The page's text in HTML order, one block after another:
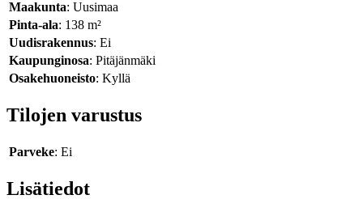
Maakunta: Uusimaa
Pinta-ala: 138 m²
Uudisrakennus: Ei
Kaupunginosa: Pitäjänmäki
Osakehuoneisto: Kyllä
Tilojen varustus
Parveke: Ei
Lisätiedot